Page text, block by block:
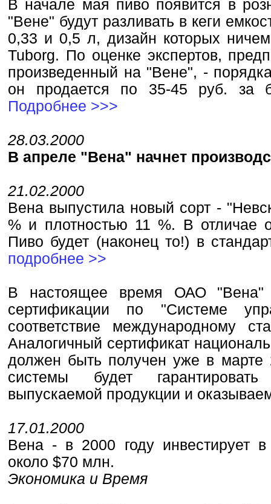
В начале мая пиво появится в
"Вене" будут разливать в кеги
0,33 и 0,5 л, дизайн которых ничем
Tuborg. По оценке экспертов,
произведенный на "Вене", -
он продается по 35-45 руб. за
Подробнее >>>
28.03.2000
В апреле "Вена" начнет
21.02.2000
Вена выпустила новый сорт -
% и плотностью 11 %. В отличае
Пиво будет (наконец то!) в
подробнее >>
В настоящее время ОАО "Вена"
сертификации по "Системе
соответствие международному
Аналогичный сертификат
должен быть получен уже в марте
системы будет гарантировать
выпускаемой продукции и
17.01.2000
Вена - в 2000 году инвестирует в
около $70 млн.
Экономика и Время